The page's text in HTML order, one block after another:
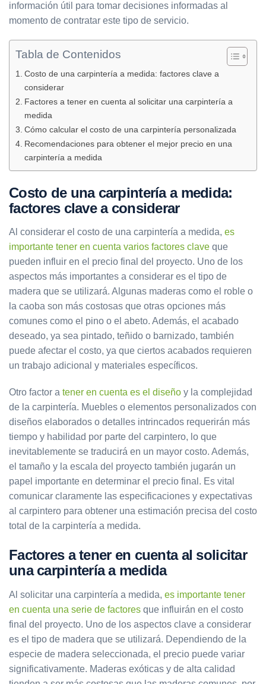
información útil para tomar decisiones informadas al
momento de contratar este tipo de servicio.
Tabla de Contenidos
Costo de una carpintería a medida: factores clave a
considerar
Factores a tener en cuenta al solicitar una carpintería a
medida
Cómo calcular el costo de una carpintería personalizada
Recomendaciones para obtener el mejor precio en una
carpintería a medida
Costo de una carpintería a medida:
factores clave a considerar
Al considerar el costo de una carpintería a medida, es
importante tener en cuenta varios factores clave que
pueden influir en el precio final del proyecto. Uno de los
aspectos más importantes a considerar es el tipo de
madera que se utilizará. Algunas maderas como el roble o
la caoba son más costosas que otras opciones más
comunes como el pino o el abeto. Además, el acabado
deseado, ya sea pintado, teñido o barnizado, también
puede afectar el costo, ya que ciertos acabados requieren
un trabajo adicional y materiales específicos.
Otro factor a tener en cuenta es el diseño y la complejidad
de la carpintería. Muebles o elementos personalizados con
diseños elaborados o detalles intrincados requerirán más
tiempo y habilidad por parte del carpintero, lo que
inevitablemente se traducirá en un mayor costo. Además,
el tamaño y la escala del proyecto también jugarán un
papel importante en determinar el precio final. Es vital
comunicar claramente las especificaciones y expectativas
al carpintero para obtener una estimación precisa del costo
total de la carpintería a medida.
Factores a tener en cuenta al solicitar
una carpintería a medida
Al solicitar una carpintería a medida, es importante tener
en cuenta una serie de factores que influirán en el costo
final del proyecto. Uno de los aspectos clave a considerar
es el tipo de madera que se utilizará. Dependiendo de la
especie de madera seleccionada, el precio puede variar
significativamente. Maderas exóticas y de alta calidad